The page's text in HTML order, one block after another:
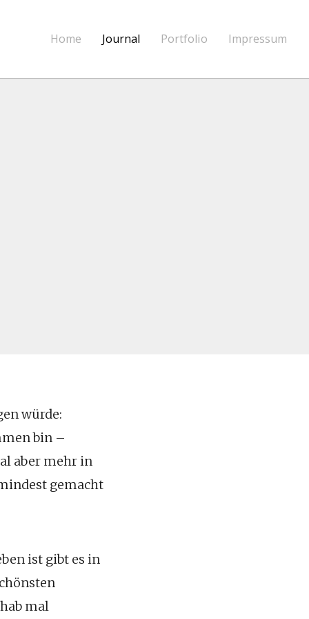
Home Journal Portfolio Impressum
würde:
bin –
aber mehr in
gemacht
ist gibt es in
mal